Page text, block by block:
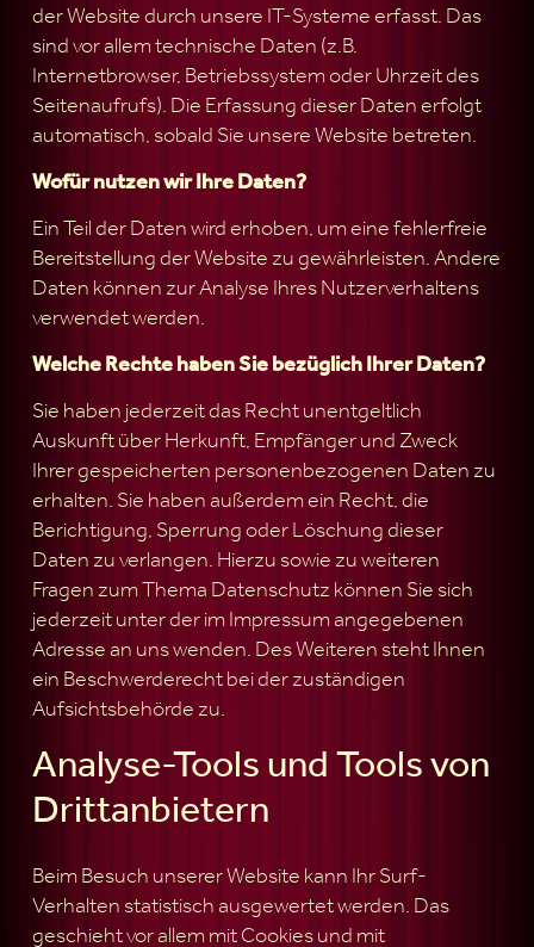
der Website durch unsere IT-Systeme erfasst. Das
sind vor allem technische Daten (z.B.
Internetbrowser, Betriebssystem oder Uhrzeit des
Seitenaufrufs). Die Erfassung dieser Daten erfolgt
automatisch, sobald Sie unsere Website betreten.
Wofür nutzen wir Ihre Daten?
Ein Teil der Daten wird erhoben, um eine fehlerfreie
Bereitstellung der Website zu gewährleisten. Andere
Daten können zur Analyse Ihres Nutzerverhaltens
verwendet werden.
Welche Rechte haben Sie bezüglich Ihrer Daten?
Sie haben jederzeit das Recht unentgeltlich
Auskunft über Herkunft, Empfänger und Zweck
Ihrer gespeicherten personenbezogenen Daten zu
erhalten. Sie haben außerdem ein Recht, die
Berichtigung, Sperrung oder Löschung dieser
Daten zu verlangen. Hierzu sowie zu weiteren
Fragen zum Thema Datenschutz können Sie sich
jederzeit unter der im Impressum angegebenen
Adresse an uns wenden. Des Weiteren steht Ihnen
ein Beschwerderecht bei der zuständigen
Aufsichtsbehörde zu.
Analyse-Tools und Tools von
Drittanbietern
Beim Besuch unserer Website kann Ihr Surf-
Verhalten statistisch ausgewertet werden. Das
geschieht vor allem mit Cookies und mit